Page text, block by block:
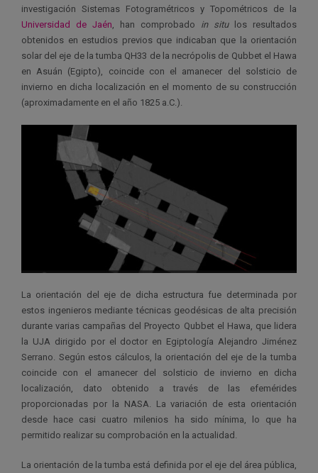
investigación Sistemas Fotogramétricos y Topométricos de la
Universidad de Jaén, han comprobado in situlos resultados
obtenidos en estudios previos que indicaban que la orientación
solar del eje de la tumba QH33 de la necrópolis de Qubbet el Hawa
en Asuán (Egipto), coincide con el amanecer del solsticio de
invierno en dicha localización en el momento de su construcción
(aproximadamente en el año 1825 a.C.).
La orientación del eje de dicha estructura fue determinada por
estos ingenieros mediante técnicas geodésicas de alta precisión
durante varias campañas del Proyecto Qubbet el Hawa, que lidera
la UJA dirigido por el doctor en Egiptología Alejandro Jiménez
Serrano. Según estos cálculos, la orientación del eje de la tumba
coincide con el amanecer del solsticio de invierno en dicha
localización, dato obtenido a través de las efemérides
proporcionadas por la NASA. La variación de esta orientación
desde hace casi cuatro milenios ha sido mínima, lo que ha
permitido realizar su comprobación en la actualidad.
La orientación de la tumba está definida por el eje del área pública,